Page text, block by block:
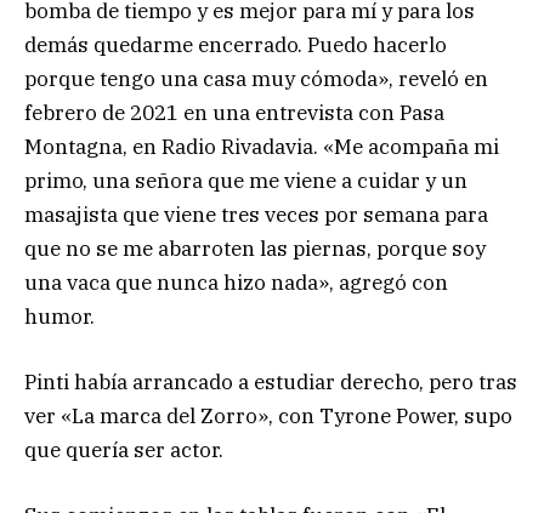
bomba de tiempo y es mejor para mí y para los
demás quedarme encerrado. Puedo hacerlo
porque tengo una casa muy cómoda», reveló en
febrero de 2021 en una entrevista con Pasa
Montagna, en Radio Rivadavia. «Me acompaña mi
primo, una señora que me viene a cuidar y un
masajista que viene tres veces por semana para
que no se me abarroten las piernas, porque soy
una vaca que nunca hizo nada», agregó con
humor.
Pinti había arrancado a estudiar derecho, pero tras
ver «La marca del Zorro», con Tyrone Power, supo
que quería ser actor.